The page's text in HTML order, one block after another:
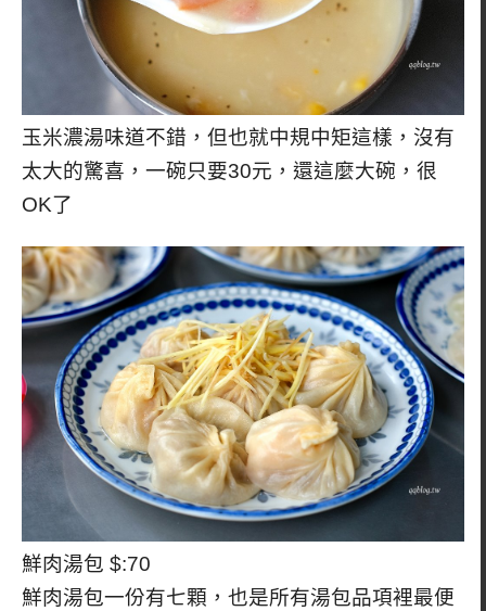
玉米濃湯味道不錯，但也就中規中矩這樣，沒有
太大的驚喜，一碗只要30元，還這麼大碗，很
OK了
鮮肉湯包 $:70
鮮肉湯包一份有七顆，也是所有湯包品項裡最便